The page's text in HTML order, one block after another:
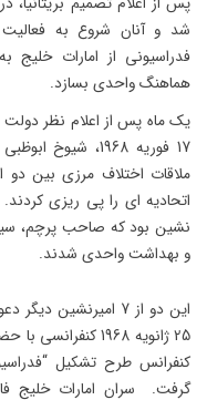
شد و آنان شروع به فعالیت
فدراسیونی از امارات خلیج
هماهنگ واحدی بسازد.
یک ماه پس از اعلام نظر دولت
17 فوریه 1968،
ملاقات اختلاف مرزی بین دو
اتحادیه ای را پی ریزی
نشین بود که صاحب پرچم،
و بهداشت واحدی شدند.
این دو از 7
کنفرانس طرح تشکیل
گرفت. سران امارات خلیج